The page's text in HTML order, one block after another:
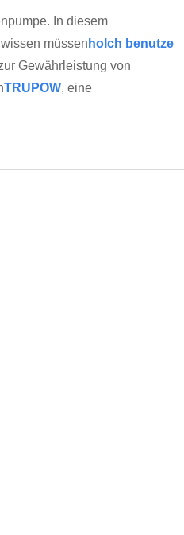
In diesem
müssen ho Ich benutze
Gewährleistung von
TRUPOW, eine